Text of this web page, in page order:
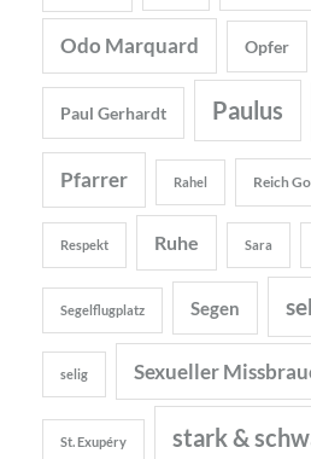
Odo Marquard Opfer
Paul Gerhardt Paulus
Pfarrer Rahel Reich
Respekt Ruhe Sara
Segelflugplatz Segen
selig Sexueller
St. Exupéry stark &